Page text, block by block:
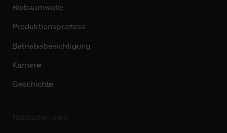
Biobaumwolle
Produktionsprozess
Betriebsbesichtigung
Karriere
Geschichte